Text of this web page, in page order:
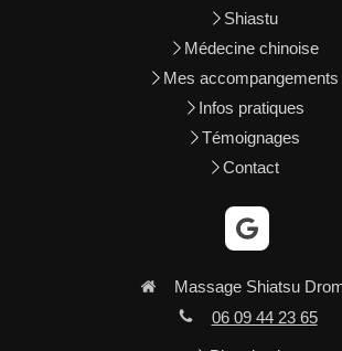
Shiastu
Médecine chinoise
Mes accompangements
Infos pratiques
Témoignages
Contact
Massage Shiatsu
06 09 44 23 65